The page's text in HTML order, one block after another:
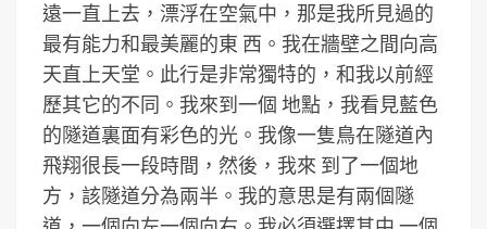
遠一直上去，漂浮在空氣中，那是我所見過的
最有能力和最美麗的東 西。我在牆壁之間向高
天直上天堂。此行是非常獨特的，和我以前經
歷其它的不同。我來到一個 地點，我看見藍色
的隧道裏面有彩色的光。我像一隻鳥在隧道內
飛翔很長一段時間，然後，我來 到了一個地
方，該隧道分為兩半。我的意思是有兩個隧